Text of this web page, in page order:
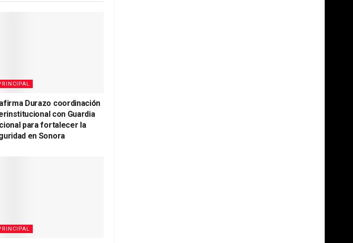
Durazo coordinación
con Guardia
para fortalecer la
en Sonora